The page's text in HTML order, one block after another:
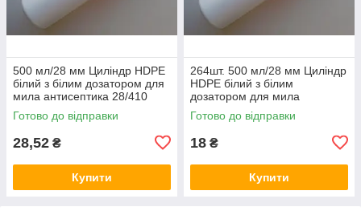
500 мл/28 мм Циліндр HDPE
білий з білим дозатором для
мила антисептика 28/410
кругла пляшка флакон
баночка
Готово до відправки
28,52 ₴
Купити
264шт. 500 мл/28 мм Циліндр
HDPE білий з білим
дозатором для мила
антисептика 28/410 кругла
пляшка флакон баночка
Готово до відправки
18 ₴
Купити